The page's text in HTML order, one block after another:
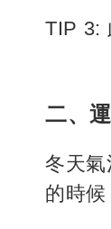
TIP 3:
二、
冬天
的時候